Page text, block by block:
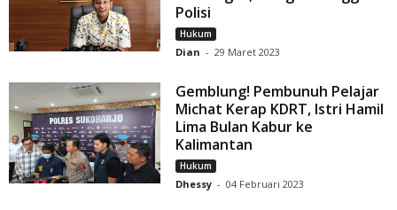
Polisi
Hukum
Dian - 29 Maret 2023
Gemblung! Pembunuh Pelajar
Michat Kerap KDRT, Istri Hamil
Lima Bulan Kabur ke
Kalimantan
Hukum
Dhessy - 04 Februari 2023